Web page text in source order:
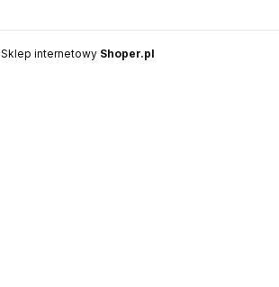
Sklep internetowy Shoper.pl